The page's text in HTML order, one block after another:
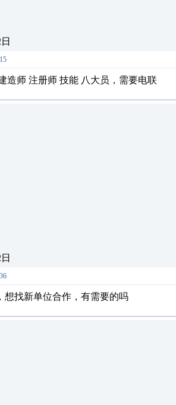
造师 注册师 技能 八大员，需要电联
想找新单位合作，有需要的吗